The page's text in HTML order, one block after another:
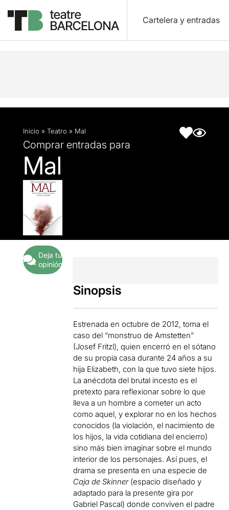
Cartelera y entradas
Descripción Ficha artística
Inicio » Teatro » Mal
Comprar entradas para
Mal
Deja tu
opinión
Sinopsis
Estrenada en octubre de 2012, toma el
caso del “monstruo de Amstetten”
(Josef Fritzl), quien encerró en el sótano
de su propia casa durante 24 años a su
hija Elizabeth, con la que tuvo siete hijos.
La anécdota del brutal incesto es el
pretexto para reflexionar sobre lo que
lleva a un hombre a cometer un acto
como aquel, y explorar no en los hechos
conocidos (la violación, el nacimiento de
los hijos, la vida cotidiana del encierro)
sino más bien imaginar sobre el mundo
interior de los personajes. Así pues, el
drama se presenta en una especie de
Caja de Skinner(espacio diseñado y
adaptado para la presente gira por
Gabriel Pascal) donde conviven el padre